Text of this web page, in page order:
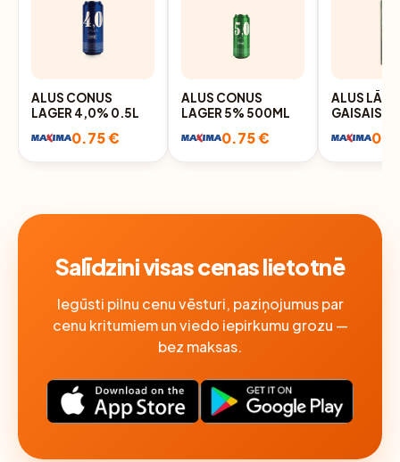
ALUS CONUS
LAGER 4,0% 0.5L
0.75 €
ALUS CONUS
LAGER 5% 500ML
0.75 €
ALUS
GAISAIS
Salīdzini visas cenas lietotnē
Iegūsti pilnu cenu vēsturi, paziņojumus par
cenu kritumiem un viedo iepirkumu grozu —
bez maksas.